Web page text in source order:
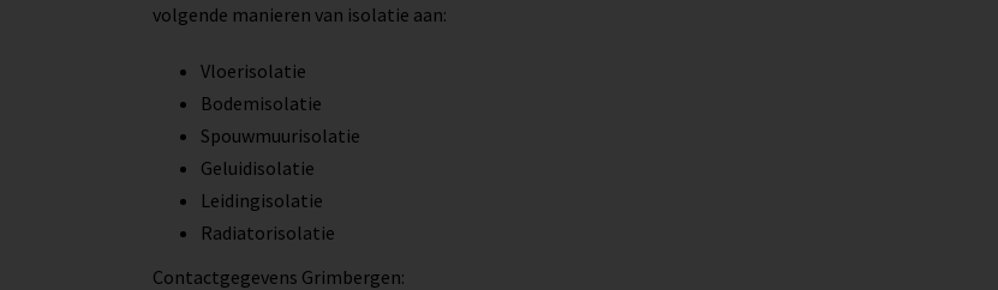
volgende manieren van isolatie aan:
Vloerisolatie
Bodemisolatie
Spouwmuurisolatie
Geluidisolatie
Leidingisolatie
Radiatorisolatie
Contactgegevens Grimbergen: